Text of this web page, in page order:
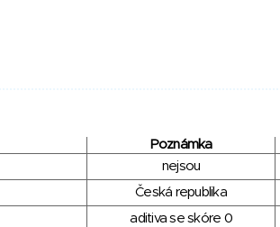
Poznámka
nejsou
Česká republika
aditiva se skóre 0